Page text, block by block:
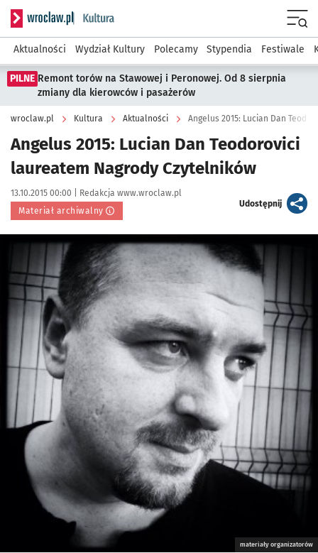
Serwis informacyjny wroclaw.pl podserwis: Kultura
Aktualności Wydział Kultury Polecamy Stypendia Festiwale
PILNE Remont torów na Stawowej i Peronowej. Od 8 sierpnia
zmiany dla kierowców i pasażerów
wroclaw.pl Kultura Aktualności Angelus 2015: Lucian Dan
Angelus 2015: Lucian Dan Teodorovici
laureatem Nagrody Czytelników
Data publikacji:
13.10.2015 00:00 | Autor:
Redakcja www.wroclaw.pl
Materiał archiwalny
Udostępnijartykuł
Kliknij, aby powiększyć
materiały organizatorów